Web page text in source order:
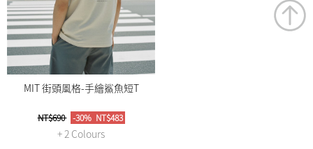
MIT 街頭風格-手繪鯊魚短T
NT$690 -30% NT$483
+ 2 Colours